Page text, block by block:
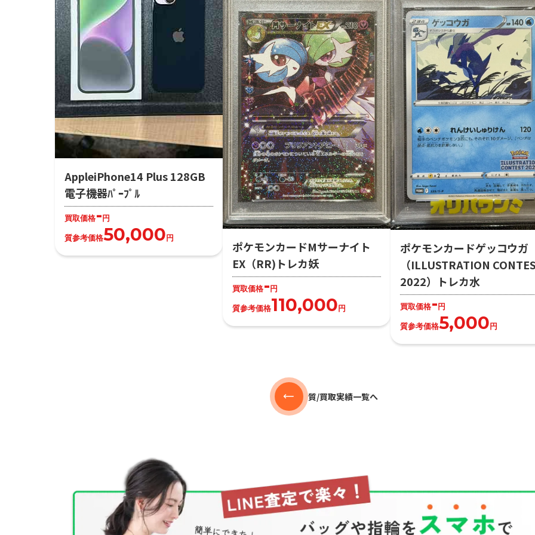
AppleiPhone14 Plus 128GB
電子機器ﾊﾟｰﾌﾟﾙ
買取価格-円
質参考価格50,000円
ポケモンカードMサーナイト
EX（RR)トレカ妖
買取価格-円
質参考価格110,000円
ポケモンカードゲッコウガ
（ILLUSTRATION
2022）トレカ水
買取価格-円
質参考価格5,000円
質/買取実績一覧へ